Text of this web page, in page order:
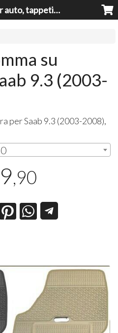
Braccioli per auto, tappeti auto, accessori auto MADE IN ITALY - Armrests, Mittelarmlehnen, Accoundoirs
su
9.3 (2003-
per Saab 9.3 (2003-2008),
,90